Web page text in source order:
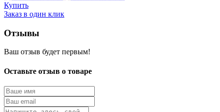
Купить
Заказ в один клик
Отзывы
Ваш отзыв будет первым!
Оставьте отзыв о товаре